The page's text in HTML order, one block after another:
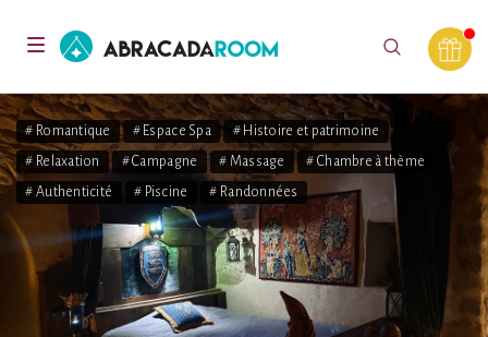
Toggle
AbracadaRoom
# Romantique # Espace Spa
# Histoire et patrimoine
# Relaxation
# Campagne # Massage
# Chambre à thème
# Authenticité
# Piscine # Randonnées